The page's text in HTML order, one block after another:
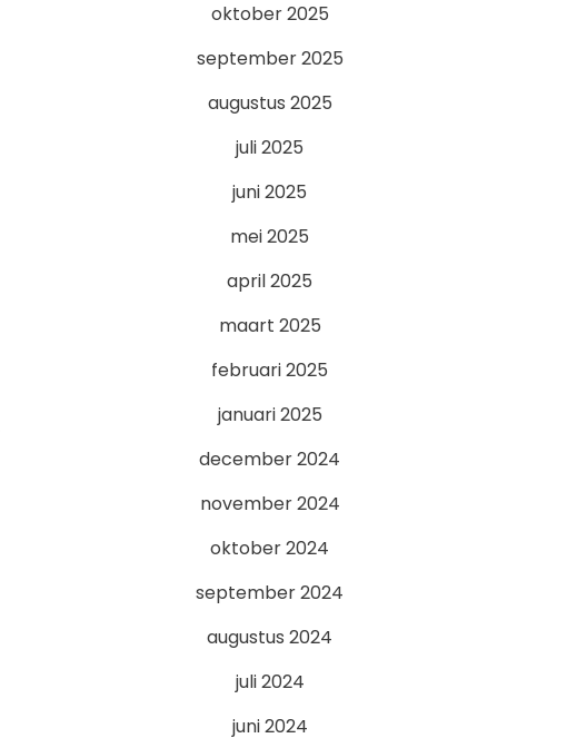
oktober 2025
september 2025
augustus 2025
juli 2025
juni 2025
mei 2025
april 2025
maart 2025
februari 2025
januari 2025
december 2024
november 2024
oktober 2024
september 2024
augustus 2024
juli 2024
juni 2024